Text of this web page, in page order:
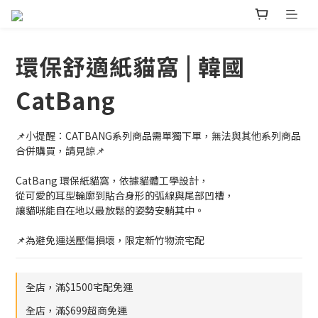
環保舒適紙貓窩 | 韓國
CatBang
📌小提醒：CATBANG系列商品需單獨下單，無法與其他系列商品
合併購買，請見諒📌
CatBang 環保紙貓窩，依據貓體工學設計，
從可愛的耳型輪廓到貼合身形的弧線與尾部凹槽，
讓貓咪能自在地以最放鬆的姿勢安躺其中。
📌為避免運送壓傷損壞，限定新竹物流宅配
全店，滿$1500宅配免運
全店，滿$699超商免運